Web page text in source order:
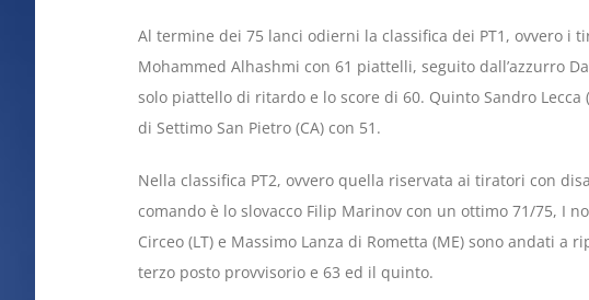
Al termine dei 75 lanci odierni la classifica dei PT1, ovvero i
Mohammed Alhashmi con 61 piattelli, seguito dall’azzurro
solo piattello di ritardo e lo score di 60. Quinto Sandro Lecca
di Settimo San Pietro (CA) con 51.
Nella classifica PT2, ovvero quella riservata ai tiratori con
comando è lo slovacco Filip Marinov con un ottimo 71/75, I
Circeo (LT) e Massimo Lanza di Rometta (ME) sono andati a
terzo posto provvisorio e 63 ed il quinto.